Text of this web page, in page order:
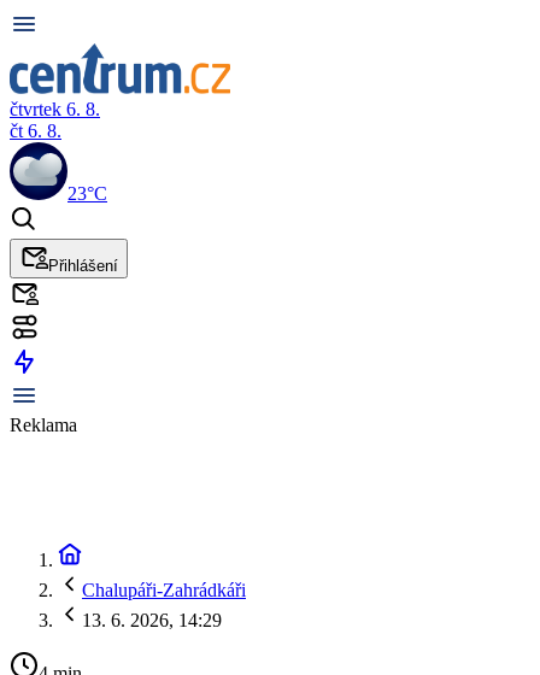
čtvrtek 6. 8.
čt 6. 8.
23°C
Přihlášení
Reklama
Chalupáři-Zahrádkáři
13. 6. 2026, 14:29